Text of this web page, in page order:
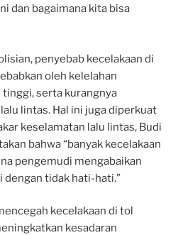
dan bagaimana kita bisa
penyebab kecelakaan di
oleh kelelahan
serta kurangnya
lintas. Hal ini juga diperkuat
keselamatan lalu lintas, Budi
bahwa “banyak kecelakaan
pengemudi mengabaikan
tidak hati-hati.”
kecelakaan di tol
kesadaran